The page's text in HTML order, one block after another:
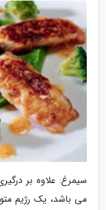
سیمرغ: علاوه بر
می باشد، یک رژیم